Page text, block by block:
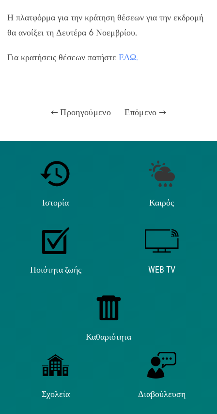
Η πλατφόρμα για την κράτηση θέσεων για την εκδρομή
θα ανοίξει τη Δευτέρα 6 Νοεμβρίου.
Για κρατήσεις θέσεων πατήστε ΕΔΩ.
Προηγούμενο Επόμενο
Ιστορία Καιρός
Ποιότητα ζωής WEB TV
Καθαριότητα
Σχολεία Διαβούλευση